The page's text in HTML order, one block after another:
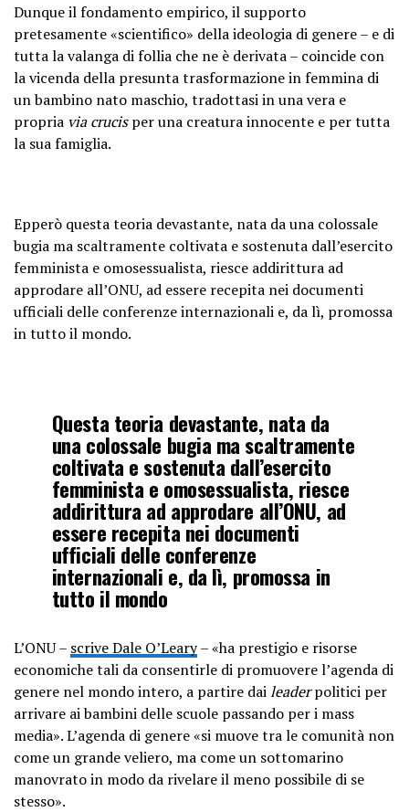
Dunque il fondamento empirico, il supporto
pretesamente «scientifico» della ideologia di genere – e di
tutta la valanga di follia che ne è derivata – coincide con
la vicenda della presunta trasformazione in femmina di
un bambino nato maschio, tradottasi in una vera e
propria via crucisper una creatura innocente e per tutta
la sua famiglia.
Epperò questa teoria devastante, nata da una colossale
bugia ma scaltramente coltivata e sostenuta dall’esercito
femminista e omosessualista, riesce addirittura ad
approdare all’ONU, ad essere recepita nei documenti
ufficiali delle conferenze internazionali e, da lì, promossa
in tutto il mondo.
Questa teoria devastante, nata da
una colossale bugia ma scaltramente
coltivata e sostenuta dall’esercito
femminista e omosessualista, riesce
addirittura ad approdare all’ONU, ad
essere recepita nei documenti
ufficiali delle conferenze
internazionali e, da lì, promossa in
tutto il mondo
L’ONU – scrive Dale O’Leary– «ha prestigio e risorse
economiche tali da consentirle di promuovere l’agenda di
genere nel mondo intero, a partire daileaderpolitici per
arrivare ai bambini delle scuole passando per i mass
media». L’agenda di genere «si muove tra le comunità non
come un grande veliero, ma come un sottomarino
manovrato in modo da rivelare il meno possibile di se
stesso».